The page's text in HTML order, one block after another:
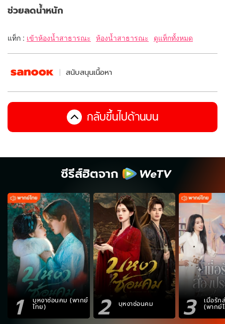
ช่วยลดน้ำหนัก
แท็ก : เข้าห้องน้ำสาธารณะ ห้องน้ำสาธารณะ ดูแท็กทั้งหมด
สนับสนุนเนื้อหา
กลับขึ้นไปด้านบน
ซีรีส์ฮิตจาก
1 บุหงาซ่อนคม (พากย์
ไทย) 2 บุหงาซ่อนคม 3 เมื่อรัก
(พากย์